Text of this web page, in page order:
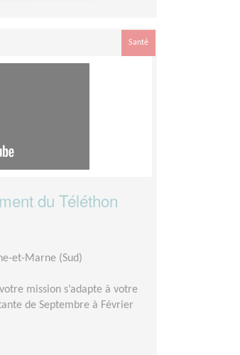
Santé
du Téléthon
et-Marne (Sud)
mission s’adapte à votre
de Septembre à Février